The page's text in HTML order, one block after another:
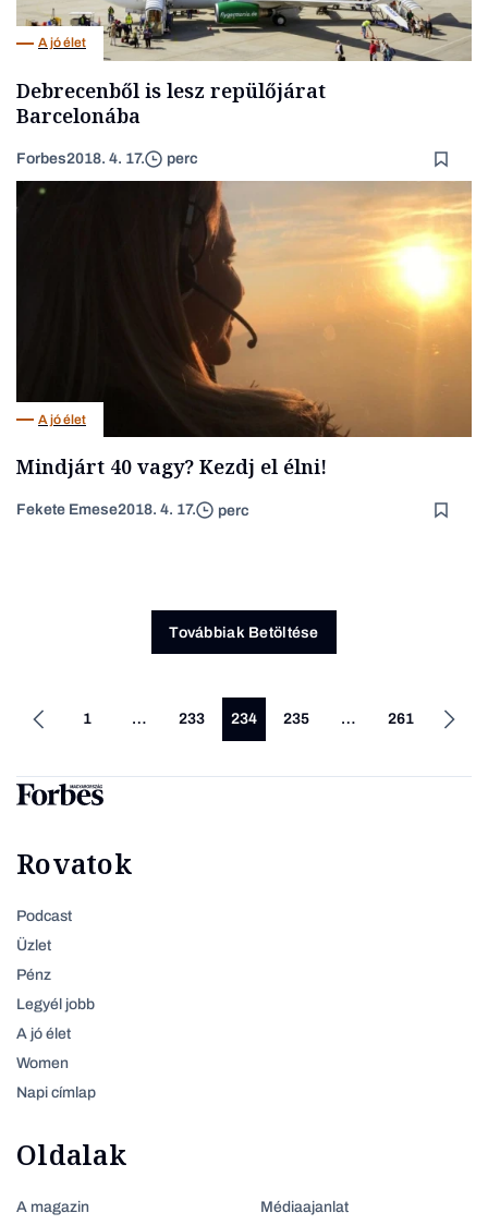
A jó élet
Debrecenből is lesz repülőjárat
Barcelonába
Forbes2018. 4. 17. perc
A jó élet
Mindjárt 40 vagy? Kezdj el élni!
Fekete Emese2018. 4. 17. perc
Továbbiak Betöltése
1 … 233 234 235 … 261
Rovatok
Podcast
Üzlet
Pénz
Legyél jobb
A jó élet
Women
Napi címlap
Oldalak
A magazin Médiaajanlat